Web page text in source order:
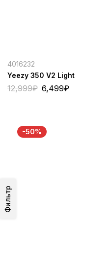
Фильтр
4016232
Yeezy 350 V2 Light
12,999₽ 6,499₽
-50%